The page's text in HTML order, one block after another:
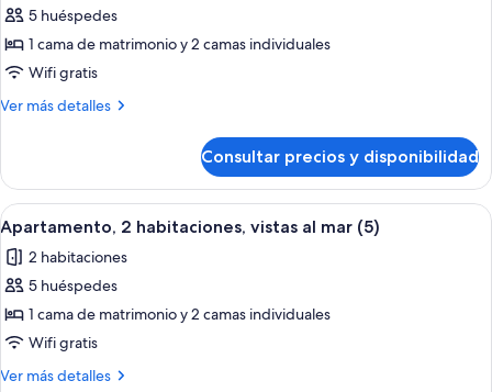
(4)
fotos
de
Apartamento,
2
al
mar
(4+1)
5 huéspedes
1 cama de matrimonio y 2 camas individuales
Wifi gratis
Ver más detalles
Más
2
habitaciones,
vistas
mar
(4+1)
Consultar precios y disponibilidad
Abrir
todas
las
fotos
de
Apartamento,
2
Habitación de hotel con una cama
9
Apartamento, 2 habitaciones, vistas al mar (5)
2 habitaciones
5 huéspedes
1 cama de matrimonio y 2 camas individuales
Wifi gratis
Ver más detalles
Más